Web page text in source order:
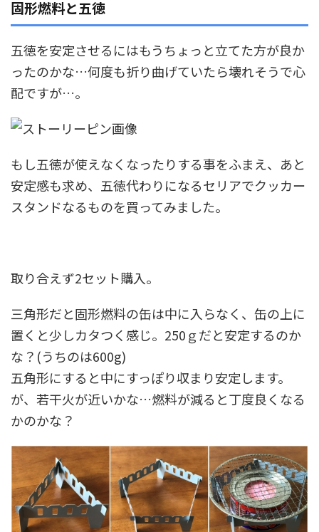
固形燃料と五徳
五徳を安定させるにはもうちょっと立てた方が良か
ったのかな…何度も折り曲げていたら壊れそうで心
配ですが…。
もし五徳が使えなくなったりする事をふまえ、あと
安定感も求め、五徳代わりになるセリアでクッカー
スタンドなるものを買ってみました。
取り合えず2セット購入。
三角形だと固形燃料の缶は中に入らなく、缶の上に
置くと少しカタつく感じ。250ｇだと安定するのか
な？(うちのは600g)
五角形にすると中にすっぽり収まり安定します。
が、若干火が近いかな…燃料が減ると丁度良くなる
かのかな？